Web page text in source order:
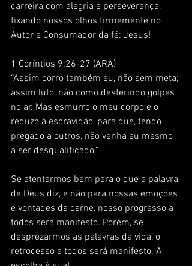
carreira com alegria e perseverança,
fixando nossos olhos firmemente no
Autor e Consumador da fé: Jesus!
1 Coríntios 9:26-27 (ARA)
“Assim corro também eu, não sem meta;
assim luto, não como desferindo golpes
no ar. Mas esmurro o meu corpo e o
reduzo à escravidão, para que, tendo
pregado a outros, não venha eu mesmo
a ser desqualificado.”
Se atentarmos bem para o que a palavra
de Deus diz, e não para nossas emoções
e vontades da carne, nosso progresso a
todos será manifesto. Porém, se
desprezarmos as palavras da vida, o
retrocesso a todos será manifesto. A